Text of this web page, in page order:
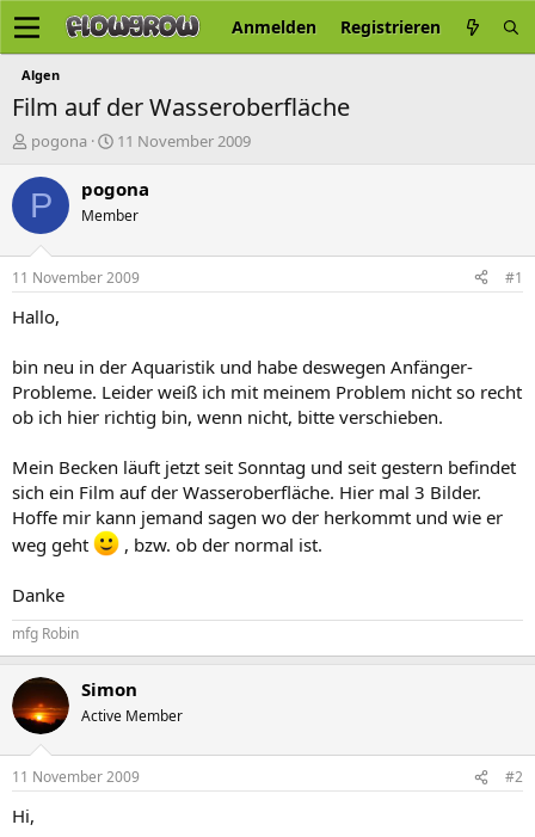
Anmelden Registrieren
Algen
Film auf der Wasseroberfläche
E
s
e
r
pogona
E
s
t
e
l
t
11 November 2009
P pogona
Member
11 November 2009 #1
Hallo,
bin neu in der Aquaristik und habe deswegen Anfänger-
Probleme. Leider weiß ich mit meinem Problem nicht so recht
ob ich hier richtig bin, wenn nicht, bitte verschieben.
Mein Becken läuft jetzt seit Sonntag und seit gestern befindet
sich ein Film auf der Wasseroberfläche. Hier mal 3 Bilder.
Hoffe mir kann jemand sagen wo der herkommt und wie er
weg geht
, bzw. ob der normal ist.
Danke
mfg Robin
Simon
Active Member
11 November 2009 #2
Hi,